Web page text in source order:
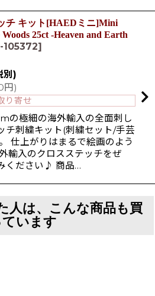
チ キット[HAEDミニ]Mini
25ct -Heaven and Earth
105372]
別)
円)
り寄せ
の極細の海外輸入の全面刺し
チ刺繍キット(刺繍セット/手芸
仕上がりはまるで絵画のよう
輸入のクロスステッチをぜ
ください♪ 商品…
人は、こんな商品も買
ています